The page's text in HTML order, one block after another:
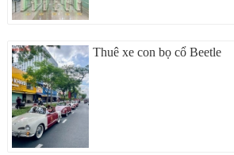
Thuê xe con bọ cổ Beetle